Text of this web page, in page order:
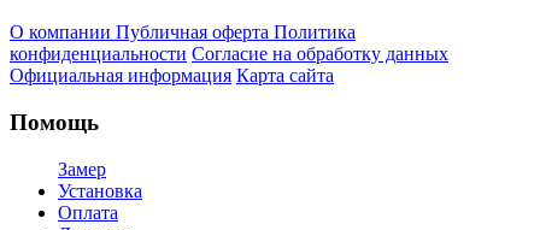
О компании Публичная оферта Политика
конфиденциальности Согласие на обработку данных
Официальная информация Карта сайта
Помощь
Замер
Установка
Оплата